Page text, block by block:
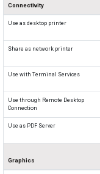
Connectivity
Use as desktop printer
Share as network printer
Use with Terminal Services
Use through Remote Desktop
Connection
Use as PDF Server
Graphics